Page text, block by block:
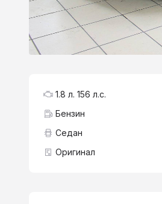
1.8 л. 156 л.с.
Бензин
Седан
Оригинал